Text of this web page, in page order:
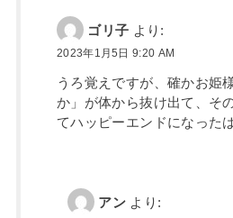
ゴリ子 より:
2023年1月5日 9:20 AM
うろ覚えですが、確かお姫
か」が体から抜け出て、そ
てハッピーエンドになった
アン より: